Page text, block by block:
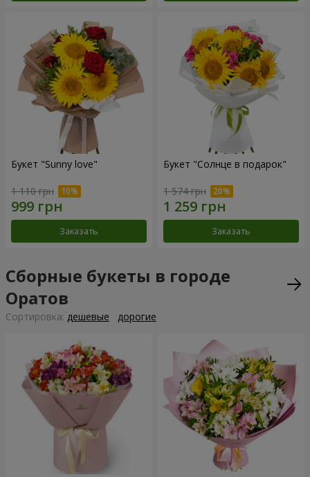
Букет "Sunny love"
1 110 грн
Заказать
Букет "Солнце в подарок"
1 574 грн
Заказать
Сборные букеты в городе
Оратов
Cортировка: дешевые дорогие